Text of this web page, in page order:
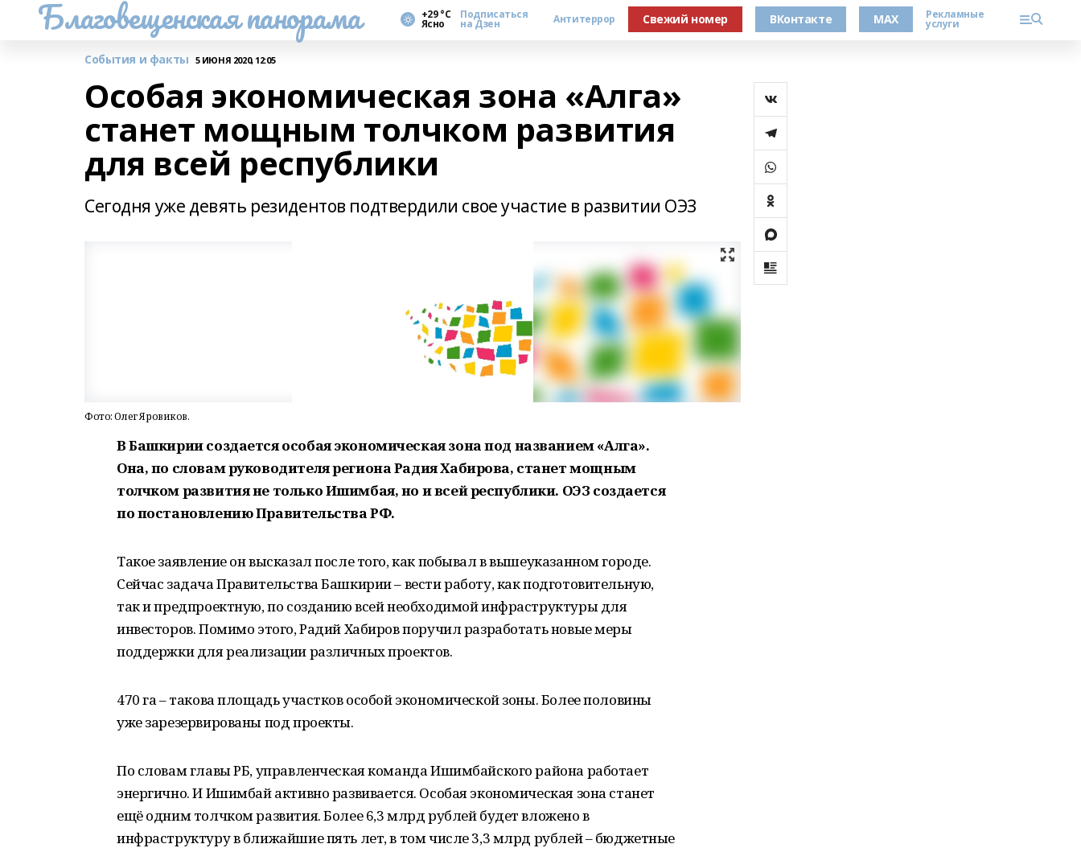
Благовещенская панорама +29 °С
Ясно
Подписаться
на Дзен Антитеррор Свежий номер ВКонтакте MAX Рекламные
услуги
События и факты 5 ИЮНЯ 2020, 12:05
Особая экономическая зона «Алга»
станет мощным толчком развития
для всей республики
Сегодня уже девять резидентов подтвердили свое участие в развитии ОЭЗ
Фото: Олег Яровиков.
В Башкирии создается особая экономическая зона под названием «Алга».
Она, по словам руководителя региона Радия Хабирова, станет мощным
толчком развития не только Ишимбая, но и всей республики. ОЭЗ создается
по постановлению Правительства РФ.
Такое заявление он высказал после того, как побывал в вышеуказанном городе.
Сейчас задача Правительства Башкирии – вести работу, как подготовительную,
так и предпроектную, по созданию всей необходимой инфраструктуры для
инвесторов. Помимо этого, Радий Хабиров поручил разработать новые меры
поддержки для реализации различных проектов.
470 га – такова площадь участков особой экономической зоны. Более половины
уже зарезервированы под проекты.
По словам главы РБ, управленческая команда Ишимбайского района работает
энергично. И Ишимбай активно развивается. Особая экономическая зона станет
ещё одним толчком развития. Более 6,3 млрд рублей будет вложено в
инфраструктуру в ближайшие пять лет, в том числе 3,3 млрд рублей – бюджетные